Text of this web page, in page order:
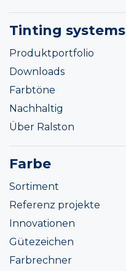
Tinting systems
Produktportfolio
Downloads
Farbtöne
Nachhaltig
Über Ralston
Farbe
Sortiment
Referenz projekte
Innovationen
Gütezeichen
Farbrechner